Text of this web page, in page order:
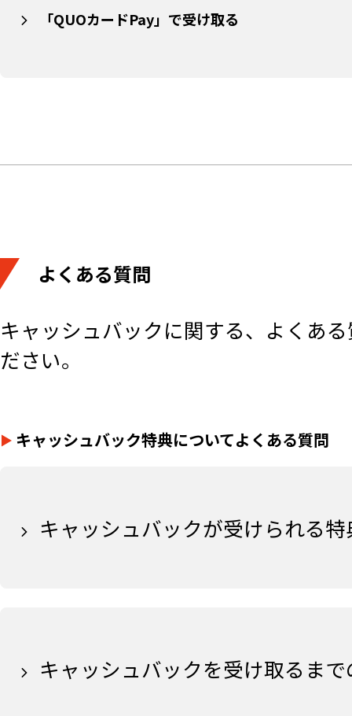
「QUOカードPay」で受け取る
よくある質問
キャッシュバックに関する、よくあ
ださい。
キャッシュバック特典についてよくある質問
キャッシュバックが受けられる
キャッシュバックを受け取るま